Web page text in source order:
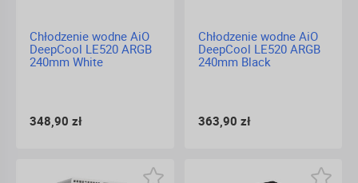
Chłodzenie wodne AiO
DeepCool LE520 ARGB
240mm White
348,90 zł
Chłodzenie wodne AiO
DeepCool LE520 ARGB
240mm Black
363,90 zł